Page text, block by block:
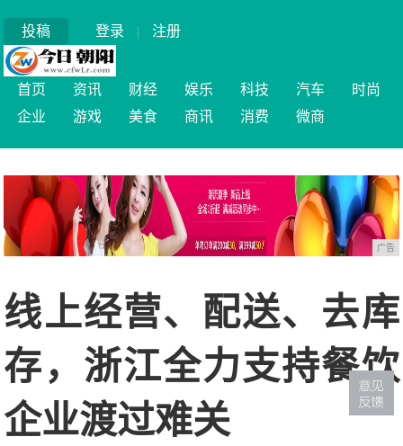
投稿 登录 | 注册
首页 资讯 财经 娱乐 科技 汽车
时尚
企业
游戏 美食 商讯 消费 微商
广告
线上经营、配送、去库
存，浙江全力支持餐饮
企业渡过难关